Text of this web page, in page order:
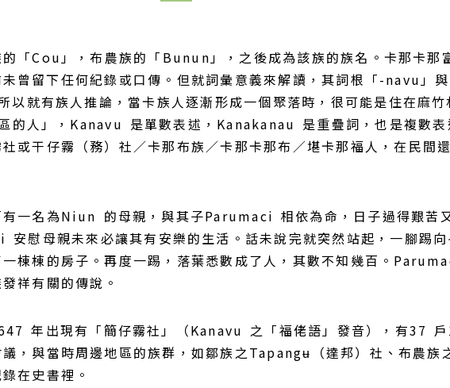
「Cou」，布農族的「Bunun」，之後成為該族的族名。卡那卡那
曾留下任何紀錄或口傳。但就詞彙意義來解讀，其詞根「-navu」
就有族人推論，當卡族人逐漸形成一個聚落時，很可能是住在麻
的人」，Kanavu 是單數表述，Kanakanau 是重疊詞，也是複數表
或干仔霧（務）社／卡那布族／卡那卡那布／堪卡那福人，在民
一名為Niun 的母親，與其子Parumaci 相依為命，日子過得艱苦
慰母親未來必讓其有安樂的生活。話未說完就突然站起，一腳踢
棟棟的房子。再度一踢，落葉悉數成了人，其數不知幾百。
祥有關的傳說。
年出現有「簡仔霧社」（Kanavu 之「福佬語」發音），有37
，與當時周邊地區的族群，如鄒族之Tapangʉ（達邦）社、布農
在史書裡。